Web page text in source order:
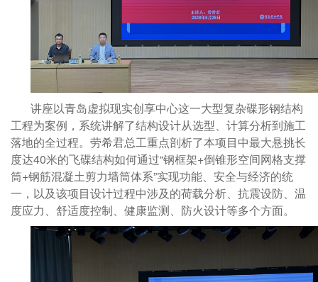
讲座以青岛虚拟现实创享中心这一大型复杂碟形钢结构
工程为案例，系统讲解了结构设计从选型、计算分析到施工
落地的全过程。劳希君总工重点剖析了本项目中最大悬挑长
度达40米的飞碟结构如何通过“钢框架+倒锥形空间网格支撑
筒+钢筋混凝土剪力墙筒体系”实现功能、安全与经济的统
一，以及该项目设计过程中涉及的荷载分析、抗震设防、温
度应力、舒适度控制、健康监测、防火设计等多个方面。